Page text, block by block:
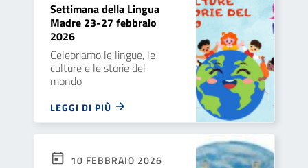
Settimana della Lingua
Madre 23-27 febbraio
2026
Celebriamo le lingue, le
culture e le storie del
mondo
LEGGI DI PIÙ
10 FEBBRAIO 2026